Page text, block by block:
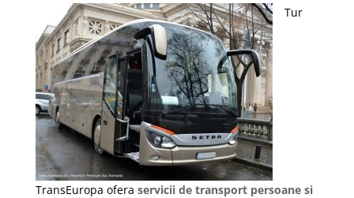
Tur
TransEuropa ofera servicii de transport persoane si